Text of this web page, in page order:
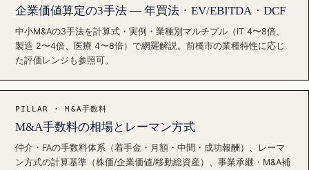
企業価値算定の3手法 — 年買法・EV/EBITDA・DCF
中小M&Aの3手法を計算式・実例・業種別マルチプル（IT 4〜8倍、
製造 2〜4倍、医療 4〜8倍）で網羅解説。前橋市の業種特性に応じ
た評価レンジも参照可。
PILLAR · M&A手数料
M&A手数料の相場とレーマン方式
仲介・FAの手数料体系（着手金・月額・中間・成功報酬）、レーマ
ン方式の計算基準（株価/企業価値/移動総資産）、事業承継・M&A補